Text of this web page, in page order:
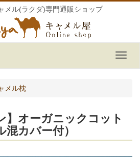
メル(ラクダ)専門通販ショップ
メル枕
】オーガニックコット
カバー付）